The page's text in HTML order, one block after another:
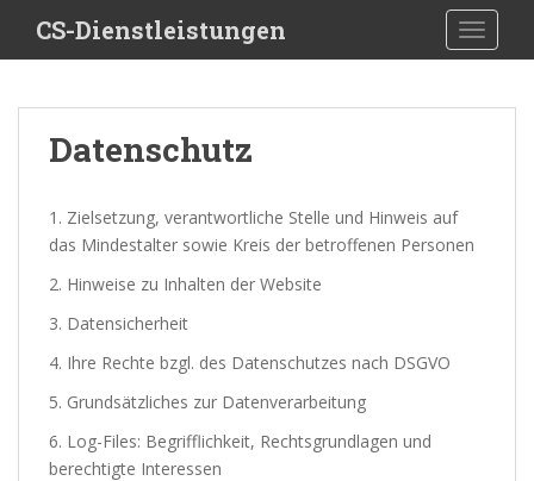
i
CS-Dienstleistungen
Datenschutz
1. Zielsetzung, verantwortliche Stelle und Hinweis auf
das Mindestalter sowie Kreis der betroffenen Personen
2. Hinweise zu Inhalten der Website
3. Datensicherheit
4. Ihre Rechte bzgl. des Datenschutzes nach DSGVO
5. Grundsätzliches zur Datenverarbeitung
6. Log-Files: Begrifflichkeit, Rechtsgrundlagen und
berechtigte Interessen